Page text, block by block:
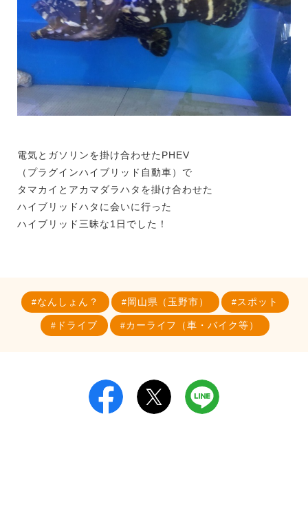
電気とガソリンを掛け合わせたPHEV
（プラグインハイブリッド自動車）で
タマカイとアカマダラハタを掛け合わせた
ハイブリッドハタに会いに行った
ハイブリッド三昧な1日でした！
なんしょん？ 岡山県（玉野市） スポット
ドライブ カーライフ（車・バイク等）